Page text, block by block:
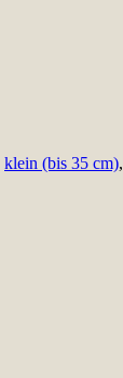
klein (bis 35 cm),